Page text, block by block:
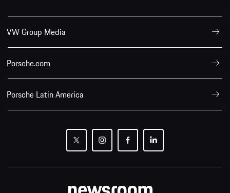
VW Group Media
Porsche.com
Porsche Latin America